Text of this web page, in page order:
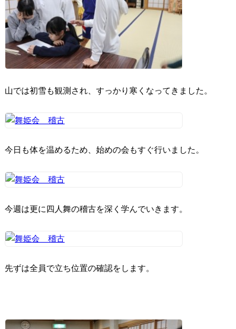
山では初雪も観測され、すっかり寒くなってきました。
今日も体を温めるため、始めの会もすぐ行いました。
今週は更に四人舞の稽古を深く学んでいきます。
先ずは全員で立ち位置の確認をします。